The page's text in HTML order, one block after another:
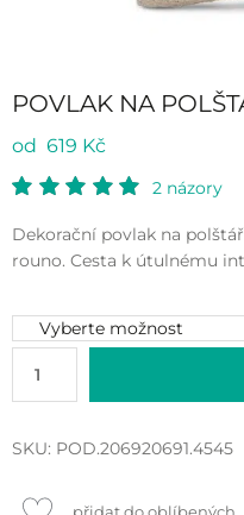
POVLAK NA
od 619 Kč
2 názory
Dekorační povlak na
rouno. Cesta k útulnému
SKU: POD.206920691.4545
přidat do oblíbených